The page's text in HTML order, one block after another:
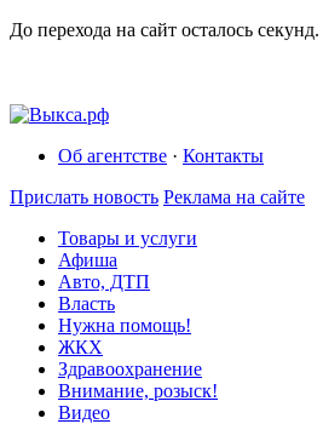
До перехода на сайт осталось секунд.
Об агентстве · Контакты
Прислать новость Реклама на сайте
Товары и услуги
Афиша
Авто, ДТП
Власть
Нужна помощь!
ЖКХ
Здравоохранение
Внимание, розыск!
Видео